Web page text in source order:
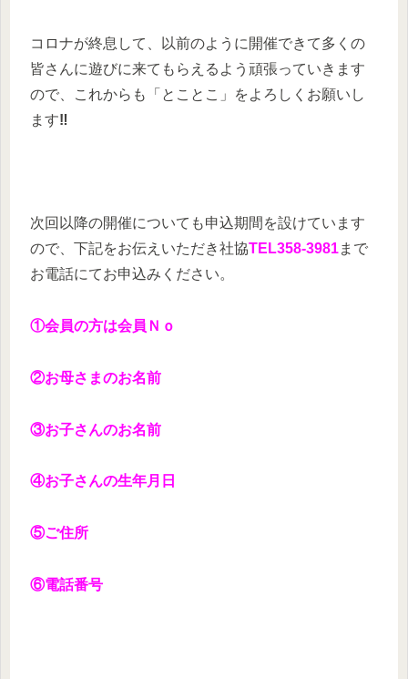
コロナが終息して、以前のように開催できて多くの
皆さんに遊びに来てもらえるよう頑張っていきます
ので、これからも「とことこ」をよろしくお願いし
ます‼
次回以降の開催についても申込期間を設けています
ので、下記をお伝えいただき社協TEL358-3981まで
お電話にてお申込みください。
①会員の方は会員Ｎｏ
②お母さまのお名前
③お子さんのお名前
④お子さんの生年月日
⑤ご住所
⑥電話番号